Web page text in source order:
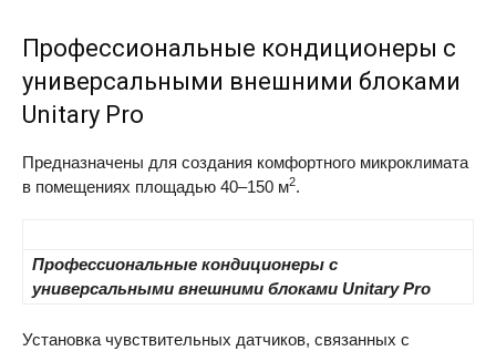
Профессиональные кондиционеры с
универсальными внешними блоками
Unitary Pro
Предназначены для создания комфортного микроклимата
в помещениях площадью 40–150 м2.
Профессиональные кондиционеры с
универсальными внешними блоками Unitary Pro
Установка чувствительных датчиков, связанных с